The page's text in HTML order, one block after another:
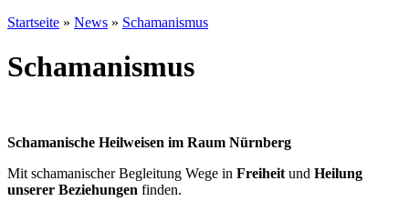
Startseite » News » Schamanismus
Schamanismus
Schamanische Heilweisen im Raum Nürnberg
Mit schamanischer Begleitung Wege in Freiheit und Heilung
unserer Beziehungen finden.